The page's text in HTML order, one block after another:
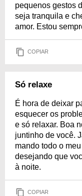
pequenos gestos
seja tranquila e
amor. Estou
COPIAR
Só relaxe
É hora de deixar
esquecer os
e só relaxar. Boa
juntinho de você.
mando todo o
desejando que
à noite.
COPIAR